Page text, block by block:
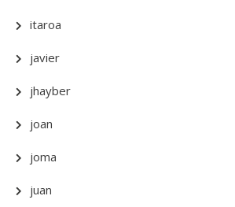
itaroa
javier
jhayber
joan
joma
juan